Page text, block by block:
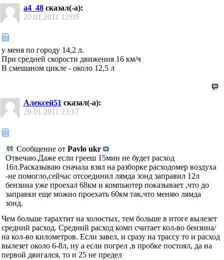
a4_48 сказал(-а):
20.01.2011 12:09
у меня по городу 14,2 л.
При средней скорости движения 16 км/ч
В смешаном цикле - около 12,5 л
Алексей51 сказал(-а):
20.01.2011 23:17
Сообщение от Pavlo ukr
Отвечаю.Даже если грееш 15мин не будет расход
16л.Расказываю сначала взял на разборке расходомер воздуха
-не помогло,сейчас отсоединил лямда зонд заправил 12л
бензина уже проехал 68км и компьютер показывает ,что до
заправки еще можно проехать 60км так,что меняю лямда
зонд.
Чем больше тарахтит на холостых, тем больше в итоге вылезет
средний расход. Средний расход комп считает кол-во бензина/
на кол-во километров. Если завел, и сразу на трассу то и расход
вылезет около 6-8л, ну а если погрел ,в пробке постоял, да на
первой двигался, то и 25 не предел